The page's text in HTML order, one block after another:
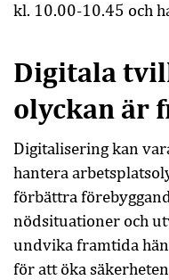
kl. 10.00-10.45 och
Digitala
olyckan är
Digitalisering kan
hantera
förbättra
nödsituationer och
undvika framtida
för att öka